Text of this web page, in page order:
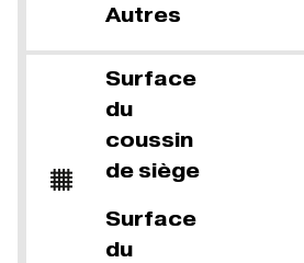
Autres
Surface
du
coussin
de siège
Surface
du